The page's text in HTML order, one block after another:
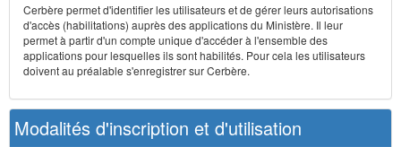
Cerbère permet d'identifier les utilisateurs et de gérer leurs autorisations
d'accès (habilitations) auprès des applications du Ministère. Il leur
permet à partir d'un compte unique d'accéder à l'ensemble des
applications pour lesquelles ils sont habilités. Pour cela les utilisateurs
doivent au préalable s'enregistrer sur Cerbère.
Modalités d'inscription et d'utilisation